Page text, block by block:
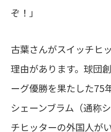
ぞ！」
古葉さんがスイッチヒ
理由があります。球団
ーグ優勝を果たした75
シェーンブラム（通称
チヒッターの外国人が